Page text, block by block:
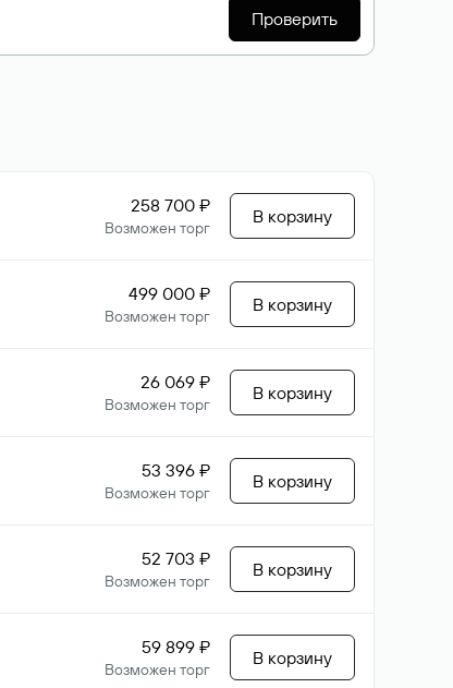
Проверить
258 700 ₽
Возможен торг
В корзину
499 000 ₽
Возможен торг
В корзину
26 069 ₽
Возможен торг
В корзину
53 396 ₽
Возможен торг
В корзину
52 703 ₽
Возможен торг
В корзину
59 899 ₽
Возможен торг
В корзину